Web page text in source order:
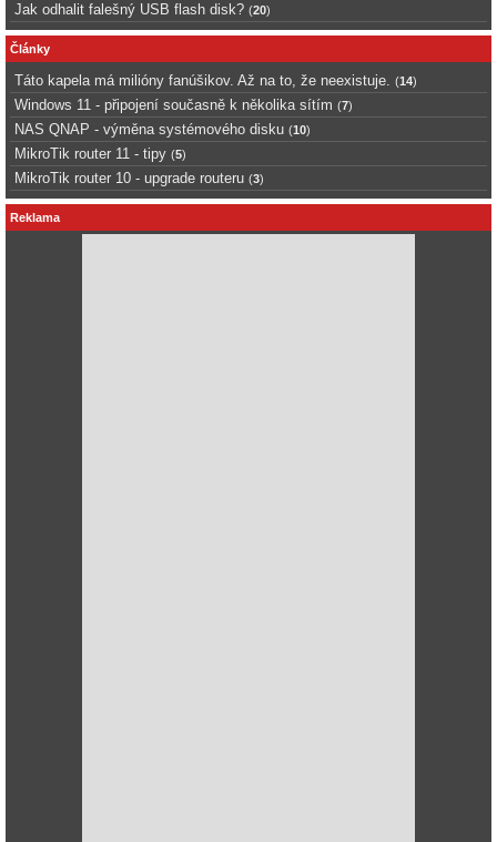
Jak odhalit falešný USB flash disk? (20)
Články
Táto kapela má milióny fanúšikov. Až na to, že neexistuje. (14)
Windows 11 - připojení současně k několika sítím (7)
NAS QNAP - výměna systémového disku (10)
MikroTik router 11 - tipy (5)
MikroTik router 10 - upgrade routeru (3)
Reklama